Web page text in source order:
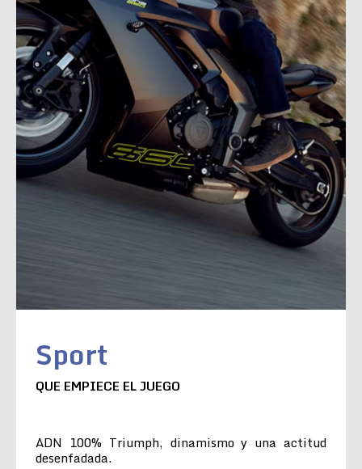
Sport
QUE EMPIECE EL JUEGO
ADN 100% Triumph, dinamismo y una actitud
desenfadada.